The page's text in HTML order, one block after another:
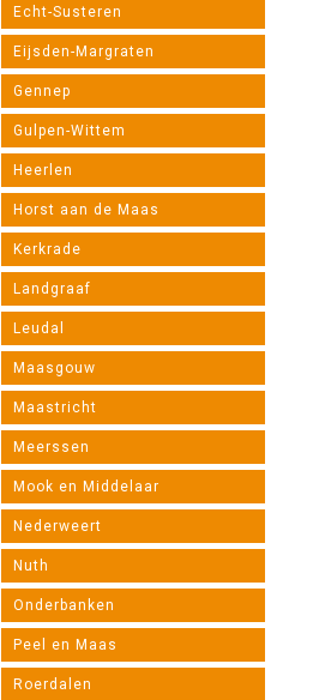
UW TAXI BEDRIJF...
Uw telefoonnummer
Uw e-mail
Uw website
Stad / Gemeente
Limburg
Echt-Susteren
Eijsden-Margraten
Gennep
Gulpen-Wittem
Heerlen
Horst aan de Maas
Kerkrade
Landgraaf
Leudal
Maasgouw
Maastricht
Meerssen
Mook en Middelaar
Nederweert
Nuth
Onderbanken
Peel en Maas
Roerdalen